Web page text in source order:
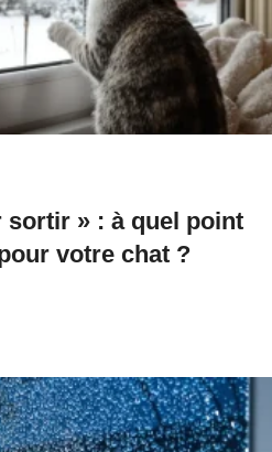
sortir » : à quel point
votre chat ?